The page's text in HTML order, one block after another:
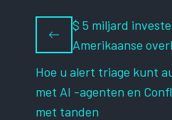
$ 5 miljard
Amerikaanse
Hoe u alert triage kunt
met AI -agenten en
met tanden